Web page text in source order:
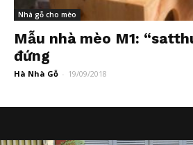
Nhà gỗ cho mèo
Mẫu nhà mèo M1:
đứng
Hà Nhà Gỗ - 19/09/2018